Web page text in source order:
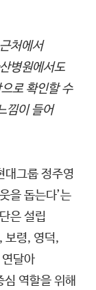
처에서
병원에서도
로 확인할 수
낌이 들어
그룹 정주영
을 돕는다’는
은 설립
보령, 영덕,
달아
역할을 위해